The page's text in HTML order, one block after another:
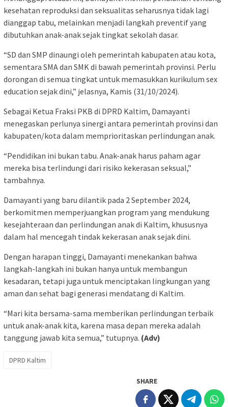
kesehatan reproduksi dan seksualitas seharusnya tidak lagi
dianggap tabu, melainkan menjadi langkah preventif yang
dibutuhkan anak-anak sejak tingkat sekolah dasar.
“SD dan SMP dinaungi oleh pemerintah kabupaten atau kota,
sementara SMA dan SMK di bawah pemerintah provinsi. Perlu
dorongan di semua tingkat untuk memasukkan kurikulum sex
education sejak dini,” jelasnya, Kamis (31/10/2024).
Sebagai Ketua Fraksi PKB di DPRD Kaltim, Damayanti
menegaskan perlunya sinergi antara pemerintah provinsi dan
kabupaten/kota dalam memprioritaskan perlindungan anak.
“Pendidikan ini bukan tabu. Anak-anak harus paham agar
mereka bisa terlindungi dari risiko kekerasan seksual,”
tambahnya.
Damayanti yang baru dilantik pada 2 September 2024,
berkomitmen memperjuangkan program yang mendukung
kesejahteraan dan perlindungan anak di Kaltim, khususnya
dalam hal mencegah tindak kekerasan anak sejak dini.
Dengan harapan tinggi, Damayanti menekankan bahwa
langkah-langkah ini bukan hanya untuk membangun
kesadaran, tetapi juga untuk menciptakan lingkungan yang
aman dan sehat bagi generasi mendatang di Kaltim.
“Mari kita bersama-sama memberikan perlindungan terbaik
untuk anak-anak kita, karena masa depan mereka adalah
tanggung jawab kita semua,” tutupnya. (Adv)
DPRD Kaltim
SHARE